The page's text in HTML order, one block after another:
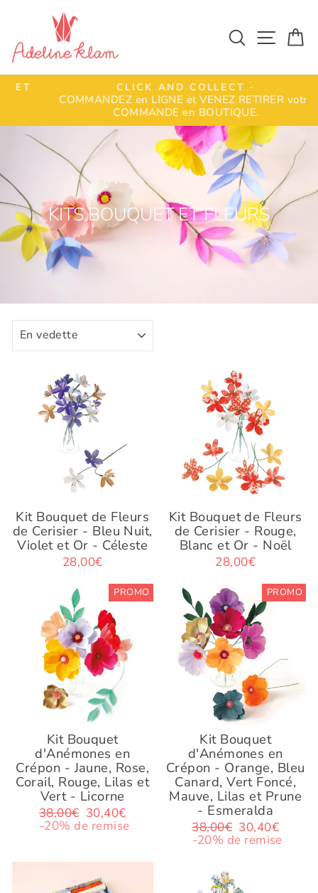
contenu
Rechercher
Diaporama
Pause
CLICK AND COLLECT -
COMMANDEZ en LIGNE et VENEZ RETIRER votre
COMMANDE en BOUTIQUE.
KITS BOUQUET ET FLEURS
APPLIQUER
Kit Bouquet de Fleurs
de Cerisier - Bleu Nuit,
Violet et Or - Céleste
28,00€
Kit Bouquet de Fleurs
de Cerisier - Rouge,
Blanc et Or - Noël
28,00€
PROMO
Kit Bouquet
d'Anémones en
Crépon - Jaune, Rose,
Corail, Rouge, Lilas et
Vert - Licorne
Prix
régulier
38,00€ PROMO
30,40€
-20% de remise
PROMO
Kit Bouquet
d'Anémones en
Crépon - Orange, Bleu
Canard, Vert Foncé,
Mauve, Lilas et Prune
- Esmeralda
Prix
régulier
38,00€ PROMO
30,40€
-20% de remise